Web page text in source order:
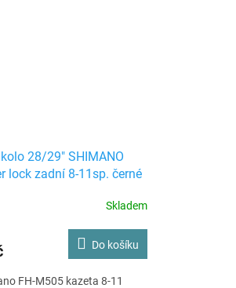
28/29" SHIMANO
lock zadní 8-11sp. černé
Skladem
Do košíku
FH-M505 kazeta 8-11